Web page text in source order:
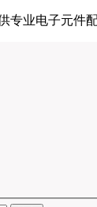
专业电子元件